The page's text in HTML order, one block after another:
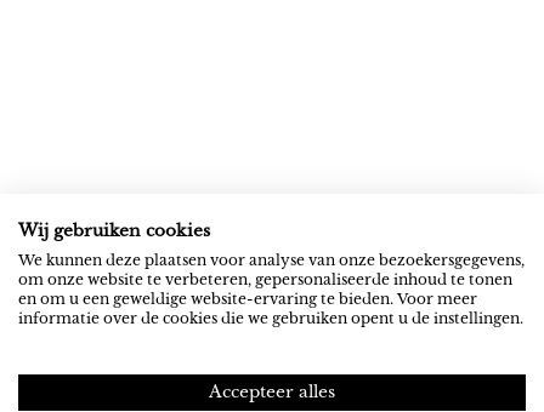
ROB RIEMEN
News
Contact
SOCIAL
YouTube
Spotify
NEXUS INSTITUUT PRIVACY
Wij gebruiken cookies
We kunnen deze plaatsen voor analyse van onze bezoekersgegevens,
om onze website te verbeteren, gepersonaliseerde inhoud te tonen
en om u een geweldige website-ervaring te bieden. Voor meer
informatie over de cookies die we gebruiken opent u de instellingen.
Accepteer alles